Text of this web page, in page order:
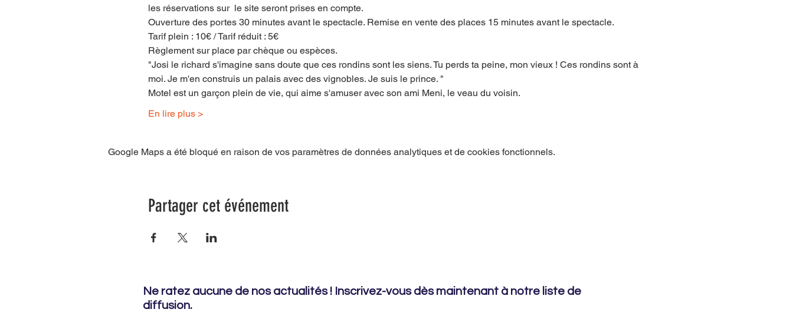
les réservations sur  le site seront prises en compte.
Ouverture des portes 30 minutes avant le spectacle. Remise en vente des places 15 minutes avant le spectacle.
Tarif plein : 10€ / Tarif réduit : 5€
Règlement sur place par chèque ou espèces.
"Josi le richard s'imagine sans doute que ces rondins sont les siens. Tu perds ta peine, mon vieux ! Ces rondins sont à
moi. Je m'en construis un palais avec des vignobles. Je suis le prince. "
Motel est un garçon plein de vie, qui aime s'amuser avec son ami Meni, le veau du voisin.
En lire plus >
Google Maps a été bloqué en raison de vos paramètres de données analytiques et de cookies fonctionnels.
Partager cet événement
Ne ratez aucune de nos actualités ! Inscrivez-vous dès maintenant à notre liste de
diffusion.